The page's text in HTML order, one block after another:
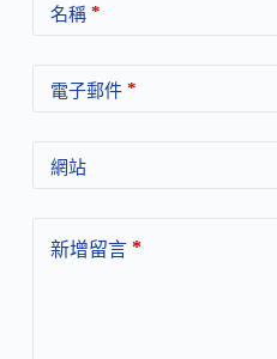
名稱 *
電子郵件*
網站
新增留言*